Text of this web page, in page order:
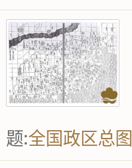
题:全国政区总图